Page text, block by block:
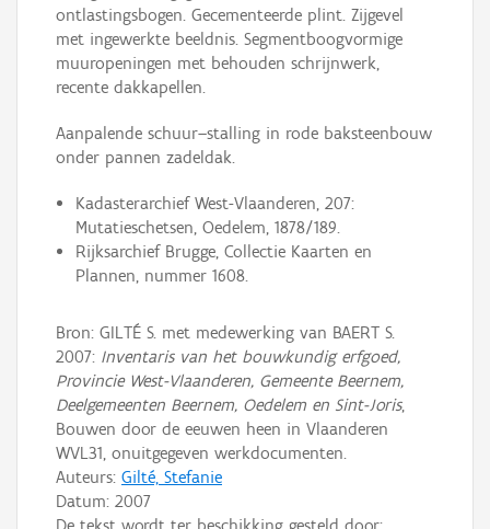
ontlastingsbogen. Gecementeerde plint. Zijgevel
met ingewerkte beeldnis. Segmentboogvormige
muuropeningen met behouden schrijnwerk,
recente dakkapellen.
Aanpalende schuur–stalling in rode baksteenbouw
onder pannen zadeldak.
Kadasterarchief West-Vlaanderen, 207:
Mutatieschetsen, Oedelem, 1878/189.
Rijksarchief Brugge, Collectie Kaarten en
Plannen, nummer 1608.
Bron: GILTÉ S. met medewerking van BAERT S.
2007: Inventaris van het bouwkundig erfgoed,
Provincie West-Vlaanderen, Gemeente Beernem,
Deelgemeenten Beernem, Oedelem en Sint-Joris,
Bouwen door de eeuwen heen in Vlaanderen
WVL31, onuitgegeven werkdocumenten.
Auteurs: Gilté, Stefanie
Datum: 2007